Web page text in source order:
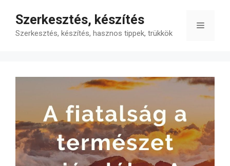
tartalomba
Szerkesztés, készítés
Szerkesztés, készítés, hasznos tippek, trükkök
Menü